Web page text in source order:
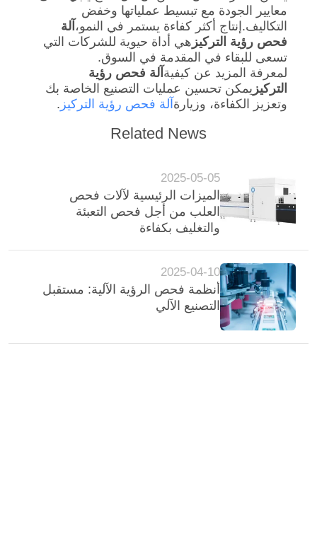
معايير الجودة مع تبسيط عملياتها وخفض
التكاليف.إنتاج أكثر كفاءة يستمر في النمو، آلة
فحص رؤية التركيز هي أداة حيوية للشركات التي
تسعى للبقاء في المقدمة في السوق.
لمعرفة المزيد عن كيفية آلة فحص رؤية
التركيز يمكن تحسين عمليات التصنيع الخاصة بك
وتعزيز الكفاءة، وزيارة آلة فحص رؤية التركيز .
Related News
2025-05-05
الميزات الرئيسية لآلات فحص
العلب من أجل فحص التعبئة
والتغليف بكفاءة
2025-04-10
أنظمة فحص الرؤية الآلية: مستقبل
التصنيع الآلي